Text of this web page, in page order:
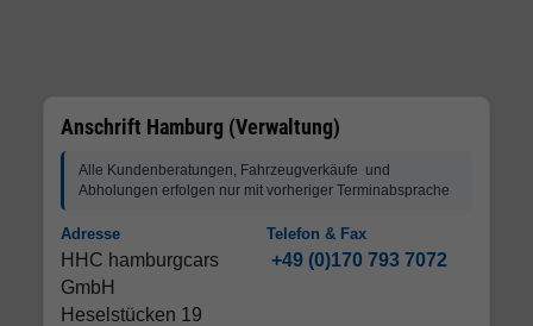
Anschrift Hamburg (Verwaltung)
Alle Kundenberatungen, Fahrzeugverkäufe und
Abholungen erfolgen nur mit vorheriger Terminabsprache
Adresse
HHC hamburgcars
GmbH
Heselstücken 19
Telefon & Fax
+49 (0)170 793 7072